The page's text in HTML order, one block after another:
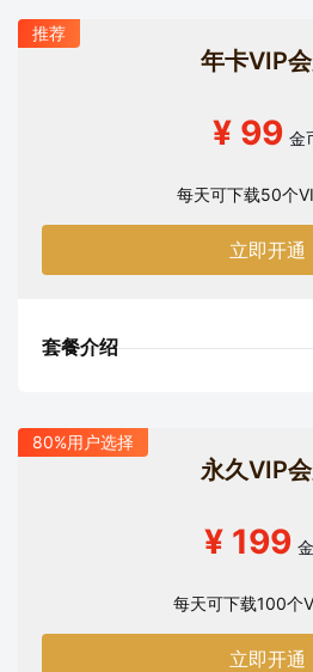
推荐
年卡VIP
¥ 99 金
每天可下载50个
立即开通
套餐介绍
80%用户选择
永久VIP
¥ 199
每天可下载100个
立即开通